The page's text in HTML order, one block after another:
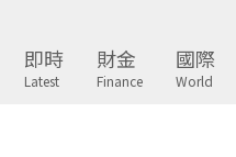
即時
Latest
財金
Finance
國際
World